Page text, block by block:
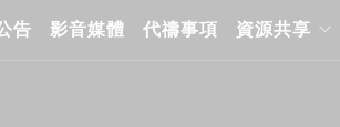
告 影音媒體 代禱事項 資源共享